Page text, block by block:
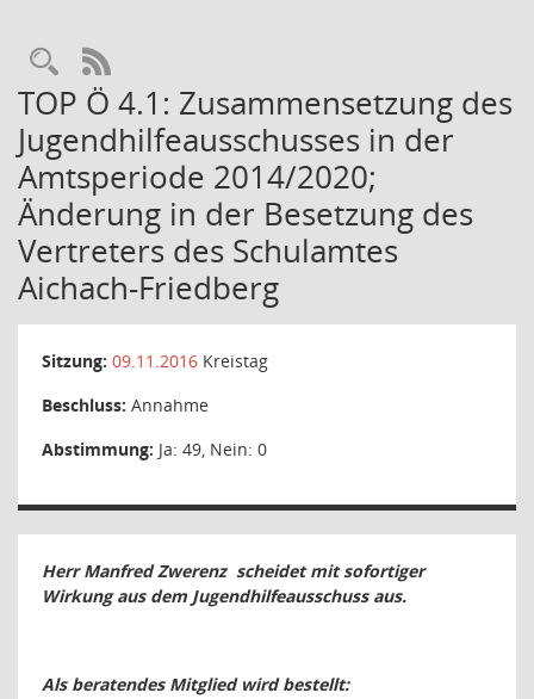
Rechercheauswahl
RSS-Feed
TOP Ö 4.1: Zusammensetzung des
Jugendhilfeausschusses in der
Amtsperiode 2014/2020;
Änderung in der Besetzung des
Vertreters des Schulamtes
Aichach-Friedberg
Sitzung: 09.11.2016 Kreistag
Beschluss: Annahme
Abstimmung: Ja: 49, Nein: 0
Herr Manfred Zwerenz scheidet mit sofortiger
Wirkung aus dem Jugendhilfeausschuss aus.
Als beratendes Mitglied wird bestellt: